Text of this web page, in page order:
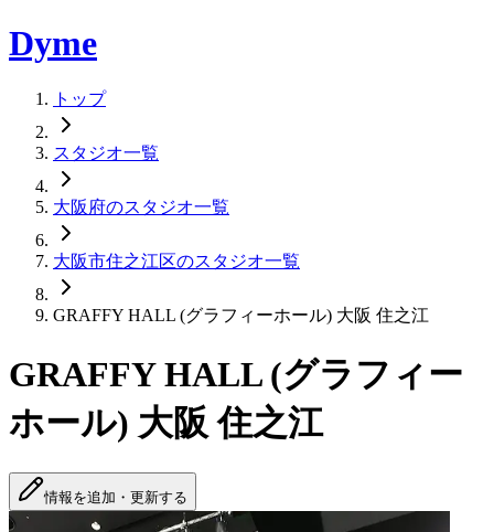
Dyme
トップ
スタジオ一覧
大阪府のスタジオ一覧
大阪市住之江区のスタジオ一覧
GRAFFY HALL (グラフィーホール) 大阪 住之江
GRAFFY HALL (グラフィー
ホール) 大阪 住之江
情報を追加・更新する